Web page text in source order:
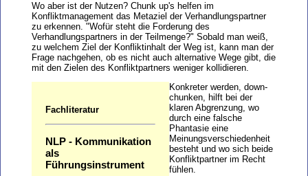
Wo aber ist der Nutzen? Chunk up's helfen im
Konfliktmanagement das Metaziel der Verhandlungspartner
zu erkennen. "Wofür steht die Forderung des
Verhandlungspartners in der Teilmenge?" Sobald man weiß,
zu welchem Ziel der Konfliktinhalt der Weg ist, kann man der
Frage nachgehen, ob es nicht auch alternative Wege gibt, die
mit den Zielen des Konfliktpartners weniger kollidieren.
Fachliteratur
NLP - Kommunikation
als
Führungsinstrument
Konkreter werden, down-
chunken, hilft bei der
klaren Abgrenzung, wo
durch eine falsche
Phantasie eine
Meinungsverschiedenheit
besteht und wo sich beide
Konfliktpartner im Recht
fühlen.